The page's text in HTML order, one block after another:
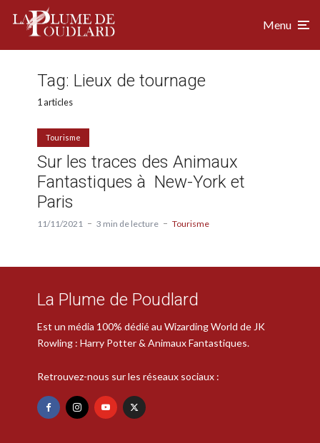
Menu
Tag: Lieux de tournage
1 articles
Tourisme
Sur les traces des Animaux
Fantastiques à New-York et
Paris
11/11/2021 3 min de lecture Tourisme
La Plume de Poudlard
Est un média 100% dédié au Wizarding World de JK
Rowling : Harry Potter & Animaux Fantastiques.
Retrouvez-nous sur les réseaux sociaux :